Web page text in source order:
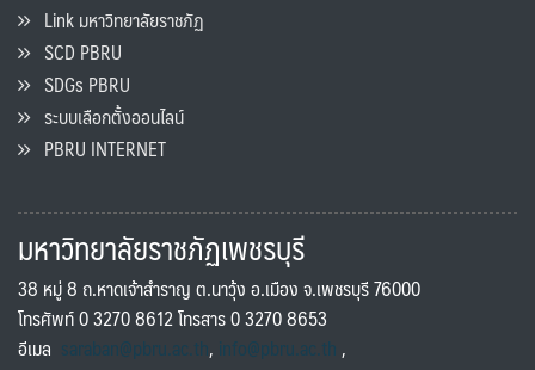
Link มหาวิทยาลัยราชภัฏ
SCD PBRU
SDGs PBRU
ระบบเลือกตั้งออนไลน์
PBRU INTERNET
มหาวิทยาลัยราชภัฏเพชรบุรี
38 หมู่ 8 ถ.หาดเจ้าสำราญ ต.นาวุ้ง อ.เมือง จ.เพชรบุรี 76000
โทรศัพท์ 0 3270 8612 โทรสาร 0 3270 8653
อีเมล saraban@pbru.ac.th, info@pbru.ac.th,